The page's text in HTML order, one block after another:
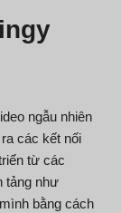
ngẫu nhiên
các kết nối
từ các
tảng như
bằng cách